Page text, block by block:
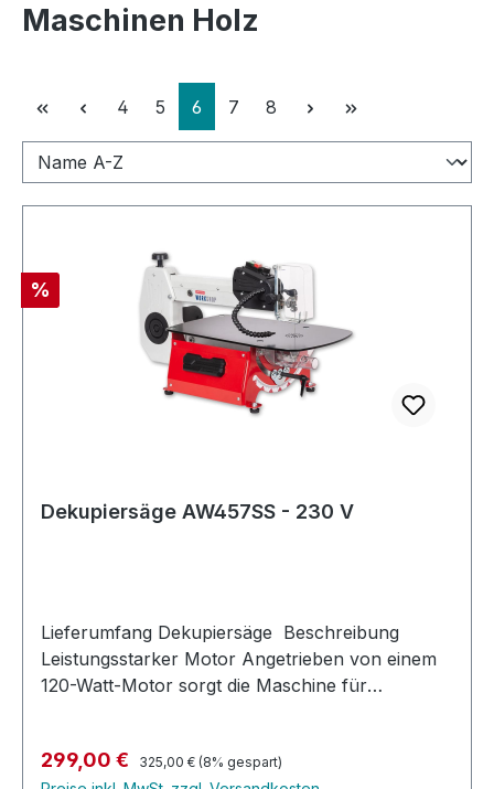
Maschinen Holz
Seite
4 Seite
5 Seite
6 Seite
7 Seite
8
Rabatt
%
Dekupiersäge AW457SS - 230 V
Lieferumfang Dekupiersäge Beschreibung
Leistungsstarker Motor Angetrieben von einem
120-Watt-Motor sorgt die Maschine für
Durch die variable Geschwindigkeitskapazität
Verkaufspreis:
299,00 € Regulärer Preis:
325,00 € (8% gespart)